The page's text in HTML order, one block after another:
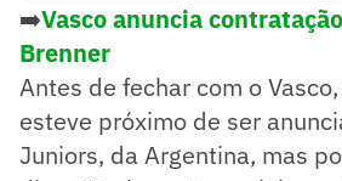
➡️Vasco anuncia
Brenner
Antes de fechar com o
esteve próximo de ser
Juniors, da Argentina, mas